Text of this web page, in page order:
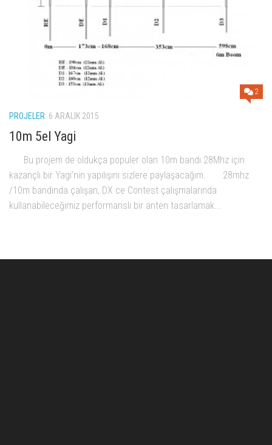
2
PROJELER 6 ARALIK 2015
10m 5el Yagi
Bu projem de oldukça populer olan 10m bandı 28Mhz için
kazançlı bir Yagi’nin yapılışını sizlere paylaşacağım. 28mhz
/10m bandında çalışan, DX ce Contest çalışmalarında
kullanabileceğimiz performanslı bir anten tasarlamak...